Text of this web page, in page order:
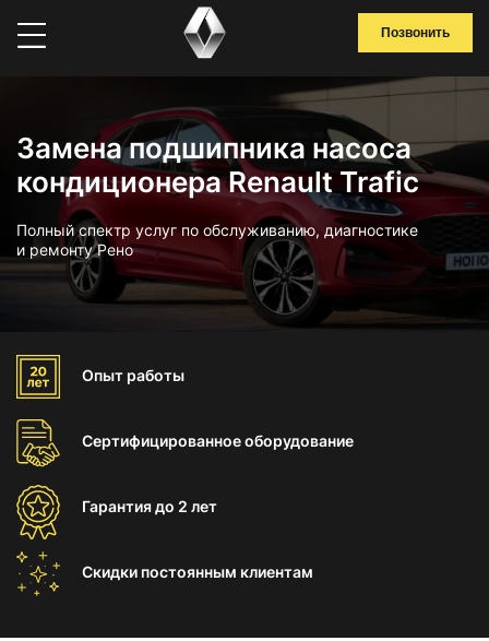
Позвонить
Замена подшипника насоса
кондиционера Renault Trafic
Полный спектр услуг по обслуживанию, диагностике
и ремонту Рено
Опыт работы
Сертифицированноеоборудование
Гарантиядо 2 лет
Скидки постоянным клиентам